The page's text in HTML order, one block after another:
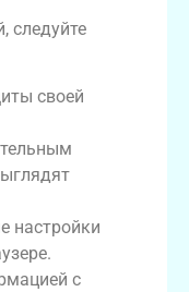
следуйте
своей
настройки
с